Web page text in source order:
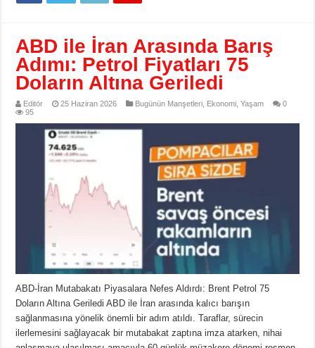
ABD ile İran Arasında Barış
Adımı: Petrol Fiyatları 75
Doların Altına Geriledi
Editör 25 Haziran 2026 Bugünün Manşetleri Ekonomi ,Yaşam
0
95
ABD-İran Mutabakatı Piyasalara Nefes Aldırdı: Brent Petrol 75
Doların Altına Geriledi ABD ile İran arasında kalıcı barışın
sağlanmasına yönelik önemli bir adım atıldı. Taraflar, sürecin
ilerlemesini sağlayacak bir mutabakat zaptına imza atarken, nihai